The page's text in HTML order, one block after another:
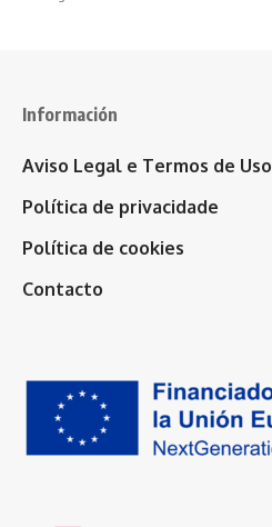
Información
Aviso Legal e Termos de Uso
Política de privacidade
Política de cookies
Contacto